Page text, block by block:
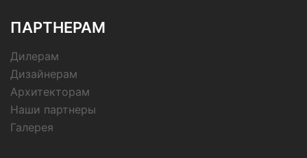
ПАРТНЕРАМ
Дилерам
Дизайнерам
Архитекторам
Наши партнеры
Галерея